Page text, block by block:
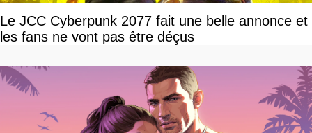
Le JCC Cyberpunk 2077 fait une belle annonce et
les fans ne vont pas être déçus